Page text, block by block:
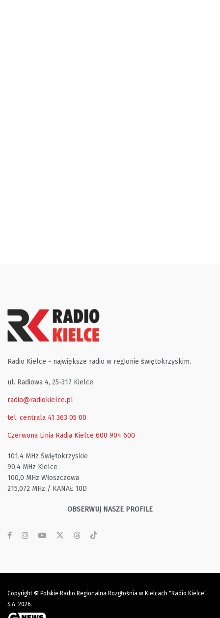
Radio Kielce - największe radio w regionie świętokrzyskim.
ul. Radiowa 4, 25-317 Kielce
radio@radiokielce.pl
tel. centrala 41 363 05 00
Czerwona Linia Radia Kielce 600 904 600
101,4 MHz Świętokrzyskie
90,4 MHz Kielce
100,0 MHz Włoszczowa
215,072 MHz / KANAŁ 10D
OBSERWUJ NASZE PROFILE
Copyright © Polskie Radio Regionalna Rozgłośnia w Kielcach "Radio Kielce"
S.A. 2026.